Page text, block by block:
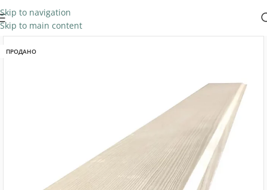
Skip to navigation
Skip to main content
ПРОДАНО